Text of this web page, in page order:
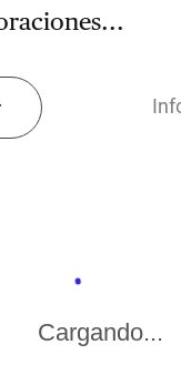
Cargando...